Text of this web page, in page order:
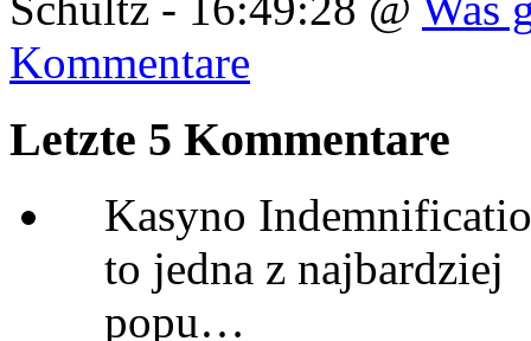
Kommentare
Letzte 5 Kommentare
Kasyno
to jedna z najbardziej
popu…